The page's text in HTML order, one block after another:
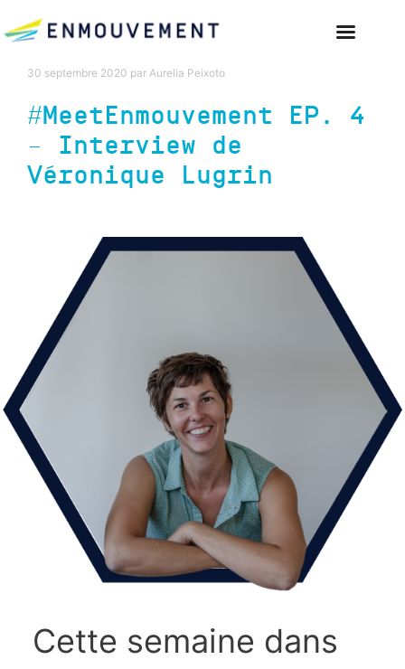
30 septembre 2020 par Aurelia Peixoto
#MeetEnmouvement EP. 4
– Interview de
Véronique Lugrin
Cette semaine dans